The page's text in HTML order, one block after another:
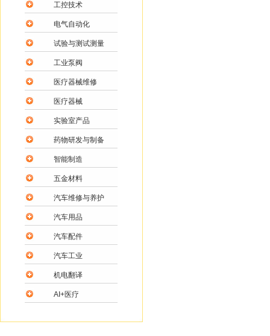
工控技术
电气自动化
试验与测试测量
工业泵阀
医疗器械维修
医疗器械
实验室产品
药物研发与制备
智能制造
五金材料
汽车维修与养护
汽车用品
汽车配件
汽车工业
机电翻译
AI+医疗